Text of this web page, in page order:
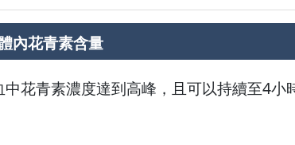
內花青素含量
花青素濃度達到高峰，且可以持續至4小